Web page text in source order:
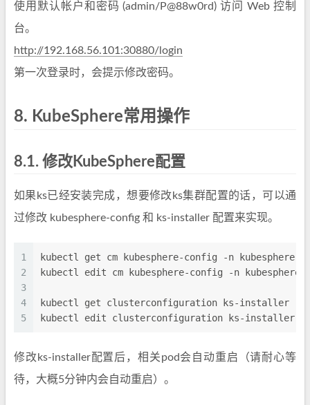
使用默认帐户和密码 (admin/P@88w0rd) 访问 Web 控制
台。
http://192.168.56.101:30880/login
第一次登录时，会提示修改密码。
8. KubeSphere常用操作
8.1. 修改KubeSphere配置
如果ks已经安装完成，想要修改ks集群配置的话，可以通
过修改 kubesphere-config 和 ks-installer 配置来实现。
1
2
3
4
5
kubectl get cm kubesphere-config -n kubesphere-
kubectl edit cm kubesphere-config -n kubesphere-
kubectl get clusterconfiguration ks-installer -n
kubectl edit clusterconfiguration ks-installer -n
修改ks-installer配置后，相关pod会自动重启（请耐心等
待，大概5分钟内会自动重启）。